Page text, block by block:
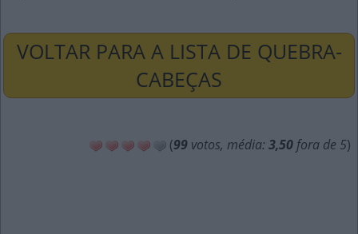
VOLTAR PARA A LISTA DE QUEBRA-
CABEÇAS
(99 votos, média: 3,50 fora de 5)